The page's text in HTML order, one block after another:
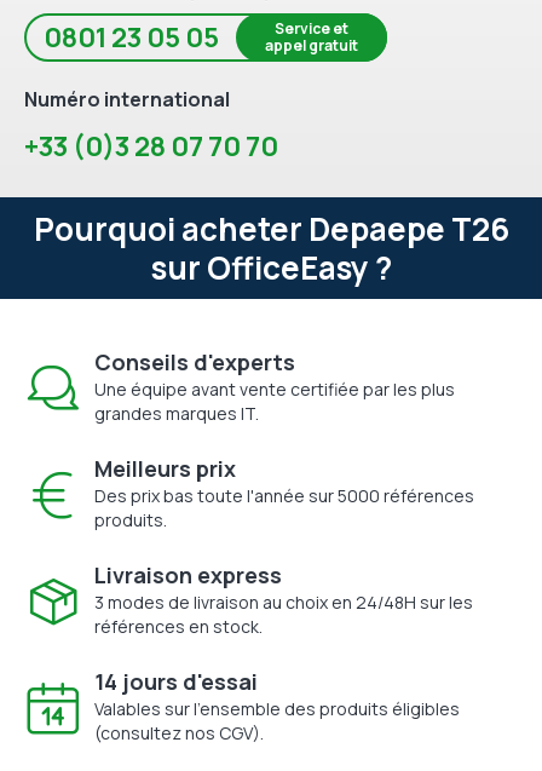
0801 23 05 05
Service et
appel gratuit
Numéro international
+33 (0)3 28 07 70 70
Pourquoi acheter Depaepe T26
sur OfficeEasy ?
Conseils d'experts
Une équipe avant vente certifiée par les plus
grandes marques IT.
Meilleurs prix
Des prix bas toute l'année sur 5000 références
produits.
Livraison express
3 modes de livraison au choix en 24/48H sur les
références en stock.
14 jours d'essai
Valables sur l'ensemble des produits éligibles
(consultez nos CGV).